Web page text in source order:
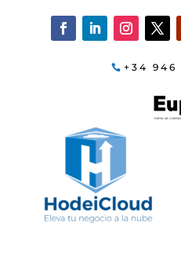
+34 946